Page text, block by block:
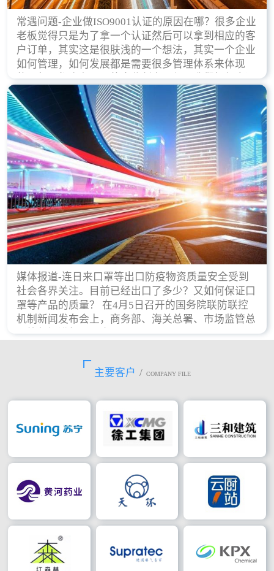
常遇问题-企业做ISO9001认证的原因在哪？很多企业
老板觉得只是为了拿一个认证然后可以拿到相应的客
户订单，其实这是很肤浅的一个想法，其实一个企业
如何管理，如何发展都是需要很多管理体系来体现
的，每天都会有不同的企业创立，但是我们如何去证
实一个企业的合法，有质量保证了？这就是ISO9001
认证体现价值的时候，那么键锋小编就来细说下企业
做ISO9001认证的根本原因。
媒体报道-连日来口罩等出口防疫物资质量安全受到
社会各界关注。目前已经出口了多少？又如何保证口
罩等产品的质量？ 在4月5日召开的国务院联防联控
机制新闻发布会上，商务部、海关总署、市场监管总
局等部门进行了回应。
主要客户 / COMPANY FILE